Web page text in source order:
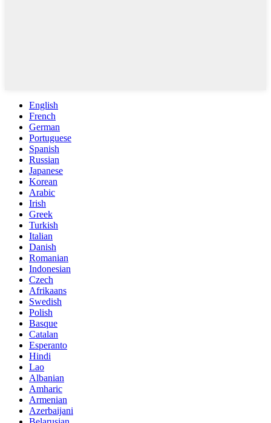
English
French
German
Portuguese
Spanish
Russian
Japanese
Korean
Arabic
Irish
Greek
Turkish
Italian
Danish
Romanian
Indonesian
Czech
Afrikaans
Swedish
Polish
Basque
Catalan
Esperanto
Hindi
Lao
Albanian
Amharic
Armenian
Azerbaijani